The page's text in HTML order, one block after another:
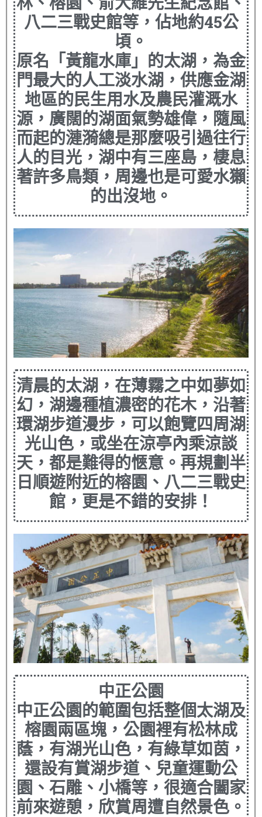
八二三戰史館等，佔地約45公
頃。
原名「黃龍水庫」的太湖，為金
門最大的人工淡水湖，供應金湖
地區的民生用水及農民灌溉水
源，廣闊的湖面氣勢雄偉，隨風
而起的漣漪總是那麼吸引過往行
人的目光，湖中有三座島，棲息
著許多鳥類，周邊也是可愛水獺
的出沒地。
清晨的太湖，在薄霧之中如夢如
幻，湖邊種植濃密的花木，沿著
環湖步道漫步，可以飽覽四周湖
光山色，或坐在涼亭內乘涼談
天，都是難得的愜意。再規劃半
日順遊附近的榕園、八二三戰史
館，更是不錯的安排！
中正公園
中正公園的範圍包括整個太湖及
榕園兩區塊，公園裡有松林成
蔭，有湖光山色，有綠草如茵，
還設有賞湖步道、兒童運動公
園、石雕、小橋等，很適合闔家
前來遊憩，欣賞周遭自然景色。